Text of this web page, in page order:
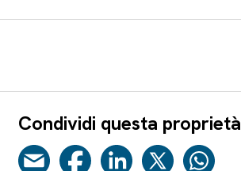
Condividi questa proprietà